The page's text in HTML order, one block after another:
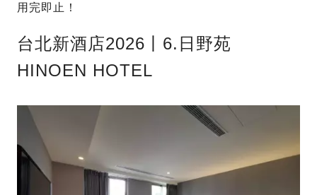
用完即止！
台北新酒店2026丨6.日野苑
HINOEN HOTEL